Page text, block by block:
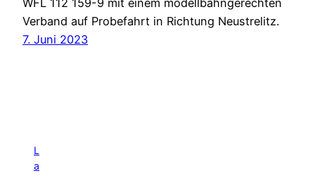
Verband auf Probefahrt in Richtung Neustrelitz.
7. Juni 2023
L
a